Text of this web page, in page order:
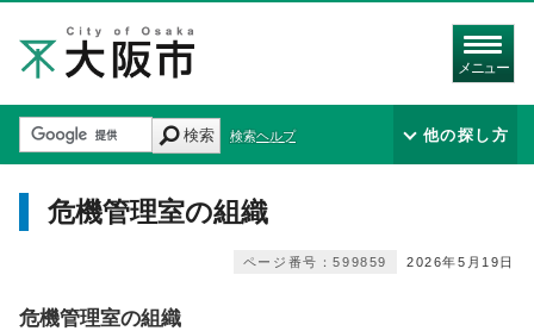
メニュー
検索 検索ヘルプ 他の探し方
危機管理室の組織
2026年5月19日
ページ番号：599859
危機管理室の組織